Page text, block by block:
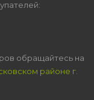
обращайтесь на
районе г.